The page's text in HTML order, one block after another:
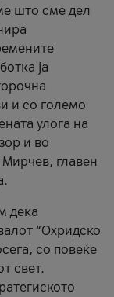
што сме дел
ја
и со големо
улога на
и во
Мирчев, главен
дека
“Охридско
со повеќе
свет.